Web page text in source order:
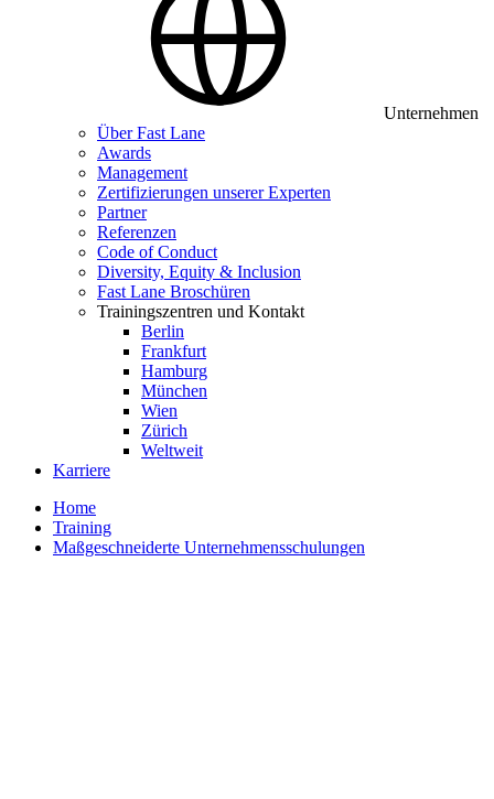
Unternehmen
Über Fast Lane
Awards
Management
Zertifizierungen unserer Experten
Partner
Referenzen
Code of Conduct
Diversity, Equity & Inclusion
Fast Lane Broschüren
Trainingszentren und Kontakt
Berlin
Frankfurt
Hamburg
München
Wien
Zürich
Weltweit
Karriere
Home
Training
Maßgeschneiderte Unternehmensschulungen